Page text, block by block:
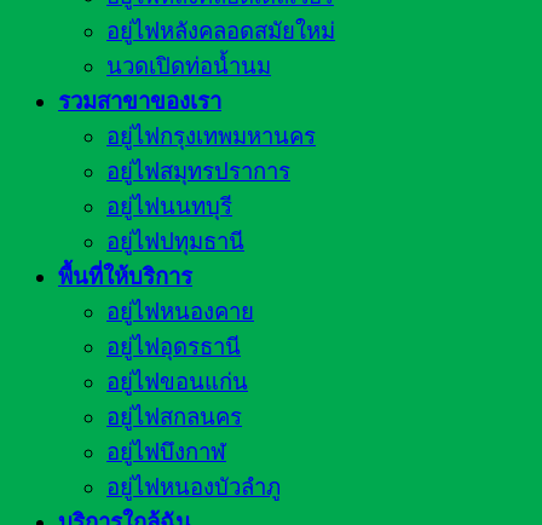
อยู่ไฟหลังคลอดสมัยใหม่
นวดเปิดท่อน้ำนม
รวมสาขาของเรา
อยู่ไฟกรุงเทพมหานคร
อยู่ไฟสมุทรปราการ
อยู่ไฟนนทบุรี
อยู่ไฟปทุมธานี
พื้นที่ให้บริการ
อยู่ไฟหนองคาย
อยู่ไฟอุดรธานี
อยู่ไฟขอนแก่น
อยู่ไฟสกลนคร
อยู่ไฟบึงกาฬ
อยู่ไฟหนองบัวลำภู